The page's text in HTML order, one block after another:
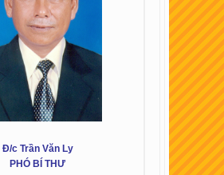
Đ/c Trần Văn Ly
PHÓ BÍ THƯ